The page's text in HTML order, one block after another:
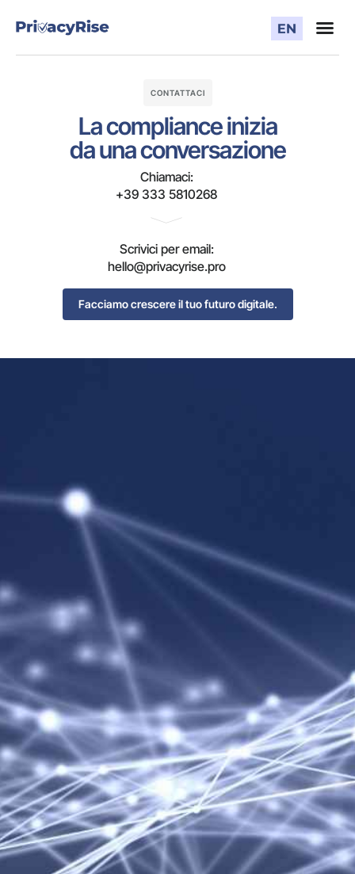
CONTATTACI
La compliance inizia
da una conversazione
Chiamaci:
+39 333 5810268
Scrivici per email:
hello@privacyrise.pro
Facciamo crescere il tuo futuro digitale.